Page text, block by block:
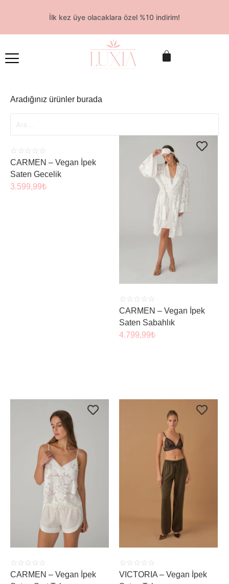
İlk kez üye olacaklara özel %10 indirim!
Aradığınız ürünler burada
☆ ☆ ☆ ☆ ☆
CARMEN – Vegan İpek
Saten Gecelik
3.599,99₺
ÜRÜNÜ İNCELE
☆ ☆ ☆ ☆ ☆
CARMEN – Vegan İpek
Saten Sabahlık
4.799,99₺
ÜRÜNÜ İNCELE
☆ ☆ ☆ ☆ ☆
CARMEN – Vegan İpek
ÜRÜNÜ İNCELE
☆ ☆ ☆ ☆ ☆
VICTORIA – Vegan İpek